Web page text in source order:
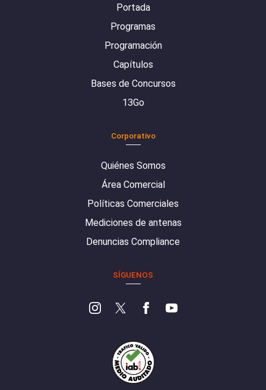
Portada
Programas
Programación
Capítulos
Bases de Concursos
13Go
Corporativo
Quiénes Somos
Área Comercial
Políticas Comerciales
Mediciones de antenas
Denuncias Compliance
SÍGUENOS